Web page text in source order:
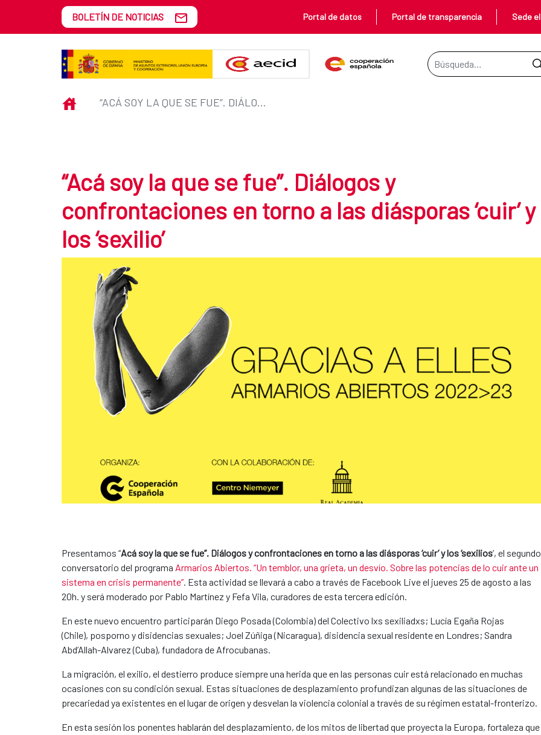
Saltar al contenido principal
“Acá soy la que se fue”. Diálogos y confrontaciones en torno a las
BOLETÍN DE NOTICIAS Portal de datos Portal de transparencia Sede
Barra de búsqueda
INICIO “ACÁ SOY LA QUE SE FUE”. DIÁLOGOS Y CONFRONTACIONES EN TORNO A LAS DIÁSPORAS ‘CUIR’ Y LOS ‘SEXILIO’
“Acá soy la que se fue”. Diálogos y
confrontaciones en torno a las diásporas ‘cuir’ y
los ‘sexilio’
Presentamos “Acá soy la que se fue”. Diálogos y confrontaciones en torno a las diásporas ‘cuir’ y los ‘sexilios’, el segundo
conversatorio del programa Armarios Abiertos. “Un temblor, una grieta, un desvío. Sobre las potencias de lo cuir ante un
sistema en crisis permanente”. Esta actividad se llevará a cabo a través de Facebook Live el jueves 25 de agosto a las
20h. y será moderado por Pablo Martínez y Fefa Vila, curadores de esta tercera edición.
En este nuevo encuentro participarán Diego Posada (Colombia) del Colectivo lxs sexiliadxs; Lucía Egaña Rojas
(Chile), posporno y disidencias sexuales; Joel Zúñiga (Nicaragua), disidencia sexual residente en Londres; Sandra
Abd’Allah-Alvarez (Cuba), fundadora de Afrocubanas.
La migración, el exilio, el destierro produce siempre una herida que en las personas cuir está relacionado en muchas
ocasiones con su condición sexual. Estas situaciones de desplazamiento profundizan algunas de las situaciones de
precariedad ya existentes en el lugar de origen y desvelan la violencia colonial a través de su régimen estatal-fronterizo.
En esta sesión los ponentes hablarán del desplazamiento, de los mitos de libertad que proyecta la Europa, fortaleza que